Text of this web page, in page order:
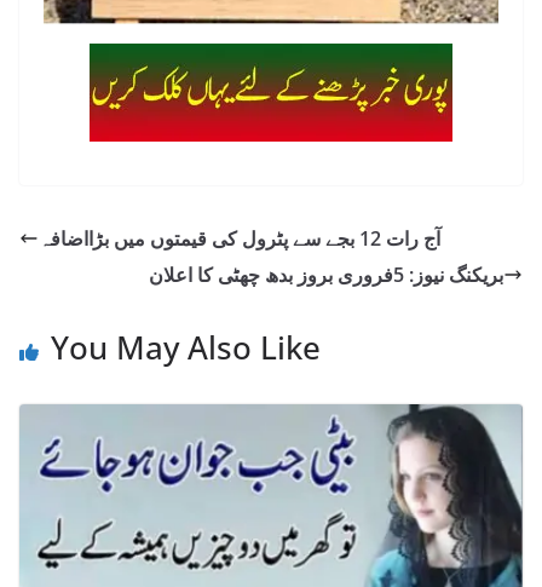
آج رات 12 بجے سے پٹرول کی قیمتوں میں بڑااضافہ
بریکنگ نیوز: 5فروری بروز بدھ چھٹی کا اعلان
You May Also Like